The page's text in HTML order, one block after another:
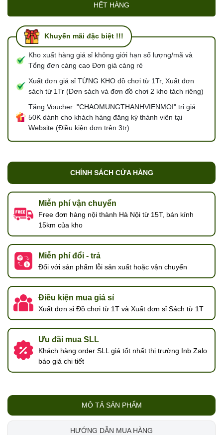
HẾT HÀNG
Khuyến mãi đặc biệt !!!
Kho xuất hàng giá sỉ không giới hạn số lượng/mã và
Tổng đơn càng cao Đơn giá càng rẻ
Xuất đơn giá sỉ TỪNG KHO đồ chơi từ 1Tr, Xuất đơn
sách từ 1Tr (Đơn sách và đơn đồ chơi 2 kho tách riêng)
Tặng Voucher: "CHAOMUNGTHANHVIENMOI" trị giá
50K dành cho khách hàng đăng ký thành viên tại
Website (Điều kiện đơn trên 3tr)
CHÍNH SÁCH CỬA HÀNG
Miễn phí vận chuyển
Free đơn hàng nội thành Hà Nội từ 15T, bán kính
15km của kho
Miễn phí đổi - trả
Đối với sản phẩm lỗi sản xuất hoặc vận chuyển
Điều kiện mua giá sỉ
Xuất đơn sỉ Đồ chơi từ 1T và Xuất đơn sỉ Sách từ 1T
Ưu đãi mua SLL
Khách hàng order SLL giá tốt nhất thị trường Inb Zalo
báo giá chi tiết
MÔ TẢ SẢN PHẨM
HƯỚNG DẪN MUA HÀNG